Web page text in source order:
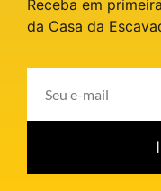
Receba em
da Casa da